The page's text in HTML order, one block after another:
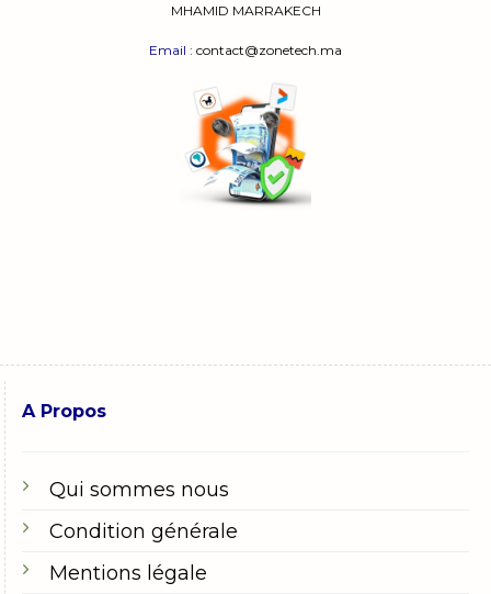
MHAMID MARRAKECH
Email : contact@zonetech.ma
A Propos
Qui sommes nous
Condition générale
Mentions légale